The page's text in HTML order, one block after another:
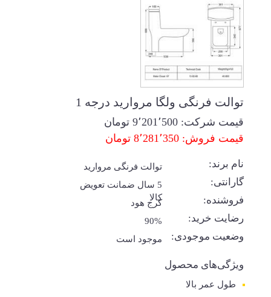
توالت فرنگی ولگا مروارید درجه 1
قیمت شرکت: 9٬201٬500تومان
قیمت فروش: 8٬281٬350 تومان
نام برند: توالت فرنگی مروارید
گارانتی:
5 سال ضمانت تعویض
کالا
فروشنده: کرج هود
رضایت خرید: 90%
وضعیت موجودی: موجود است
ویژگی‌های محصول
طول عمر بالا